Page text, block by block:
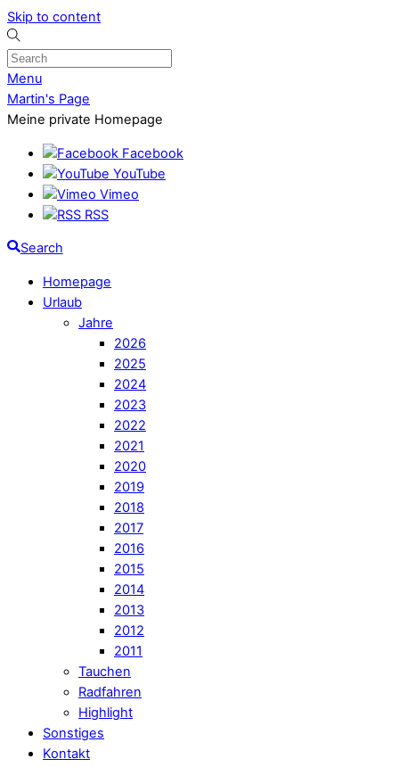
Skip to content
Menu
Martin's Page
Meine private Homepage
Facebook
YouTube
Vimeo
RSS
Search
Homepage
Urlaub
Jahre
2026
2025
2024
2023
2022
2021
2020
2019
2018
2017
2016
2015
2014
2013
2012
2011
Tauchen
Radfahren
Highlight
Sonstiges
Kontakt